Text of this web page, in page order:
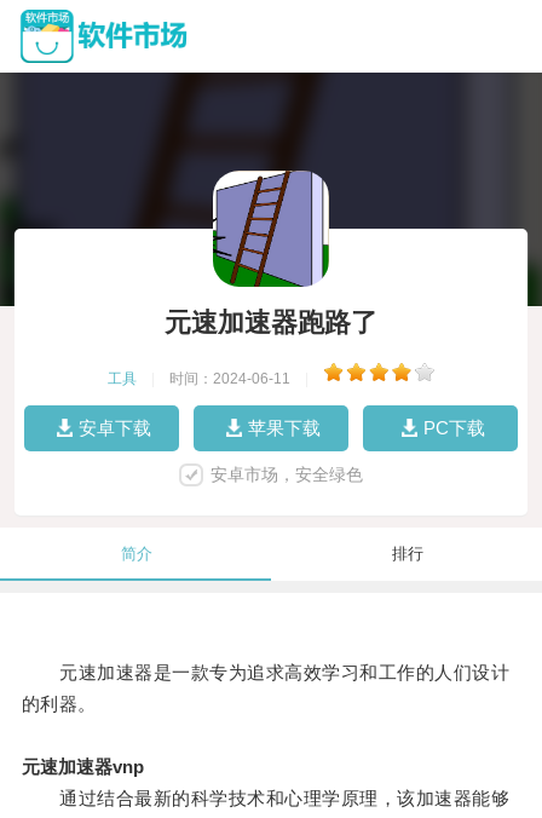
元速加速器跑路了
工具 时间：2024-06-11
安卓下载 苹果下载 PC下载
安卓市场，安全绿色
简介 排行
元速加速器是一款专为追求高效学习和工作的人们设计
的利器。
元速加速器vnp
通过结合最新的科学技术和心理学原理，该加速器能够